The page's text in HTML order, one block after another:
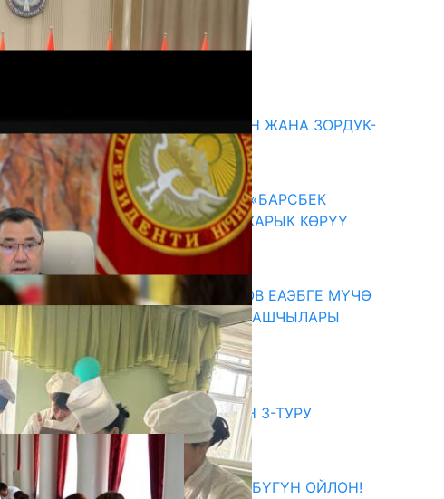
ГЕНДЕРДИК БАСМЫРЛООДОН ЖАНА ЗОРДУК-
ЗОМБУЛУКТАН КОРГОО
07.08.2026
КЫРГЫЗ ТАРЫХЫ ТАСМАДА: «БАРСБЕК
КАГАН» КӨРКӨМ ТАСМАСЫ ЖАРЫК КӨРҮҮ
АЛДЫНДА
07.08.2026
ПРЕЗИДЕНТ САДЫР ЖАПАРОВ ЕАЭБГЕ МҮЧӨ
МАМЛЕКЕТТЕРДИН ӨКМӨТ БАШЧЫЛАРЫ
МЕНЕН ЖОЛУГУШТУ
07.08.2026
Абитуриент
ЖОЖДОРГО КАБЫЛ АЛУУНУН 3-ТУРУ
БАШТАЛДЫ
27.07.2026
ӨЗҮҢДҮН КЕЛЕЧЕГИҢ ҮЧҮН БҮГҮН ОЙЛОН!